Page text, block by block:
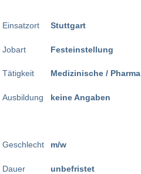
Einsatzort
Jobart
Tätigkeit
Ausbildung
Geschlecht
Dauer
Stuttgart
Festeinstellung
Medizinische / Pharma
keine Angaben
m/w
unbefristet